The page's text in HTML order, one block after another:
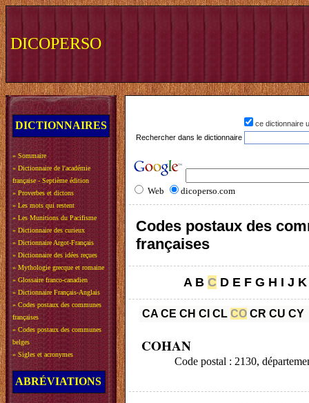
DICOPERSO
DICTIONNAIRES
» Sommaire
» Dictionnaire de l'académie
française - Septième édition
» Proverbes et dictons
» Les mots qui restent
» Les Munitions du Pacifisme
» Dictionnaire des curieux
» Dictionnaire Argot-Français
» Dictionnaire des idées reçues
» Mythologie grecque et romaine
» Glossaire franco-canadien
» Dictionnaire Français-Anglais
» Codes postaux des communes
françaises
» Codes postaux des communes
belges
» Sigles et acronymes
ABRÉVIATIONS
ce dictionnaire
Rechercher dans le dictionnaire
Web dicoperso.com
Codes postaux des
françaises
A B C D E F G H I J K
CA CE CH CI CL CO CR CU CY
COHAN
Code postal : 2130,